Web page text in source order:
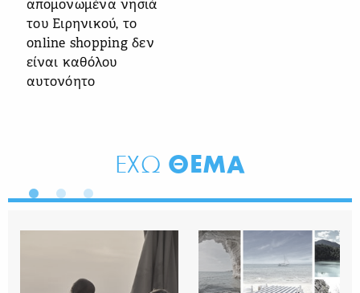
απομονωμένα νησιά
του Ειρηνικού, το
online shopping δεν
είναι καθόλου
αυτονόητο
ΕΧΩ ΘΕΜΑ